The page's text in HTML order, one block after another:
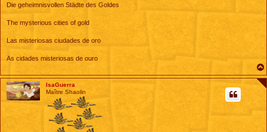
Die geheimnisvollen Städte des Goldes
The mysterious cities of gold
Las misteriosas ciudades de oro
As cidades misteriosas de ouro
IsaGuerra
Maître Shaolin